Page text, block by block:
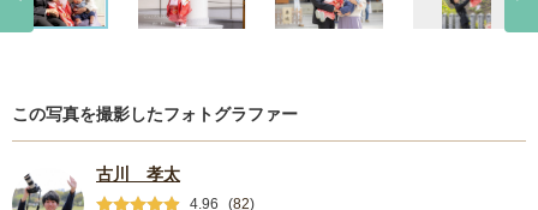
この写真を撮影したフォトグラファー
古川 孝太
4.96 (82)